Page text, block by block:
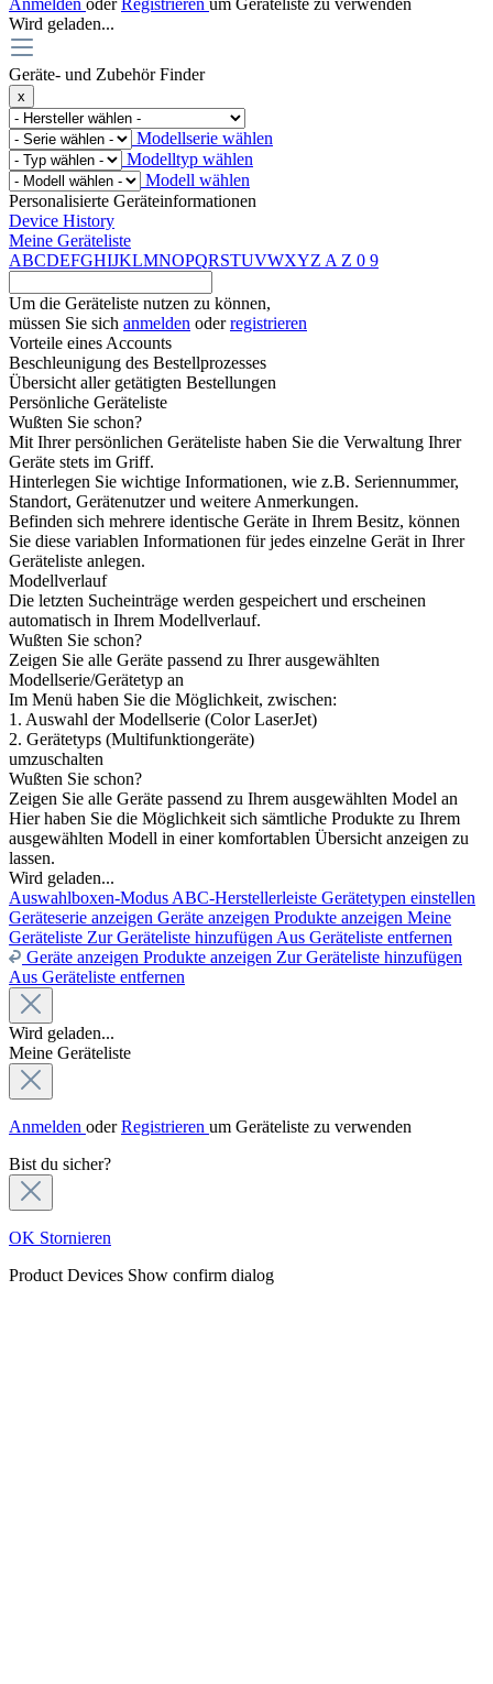
Anmelden oderRegistrieren um Geräteliste zu verwenden
Wird geladen...
Geräte- und Zubehör Finder
x
Modellserie wählen
Modelltyp wählen
Modell wählen
Personalisierte Geräteinformationen
Device History
Meine Geräteliste
ABCDEFGHIJKLMNOPQRSTUVWXYZ A Z 0 9
Um die Geräteliste nutzen zu können,
müssen Sie sich anmelden oderregistrieren
Vorteile eines Accounts
Beschleunigung des Bestellprozesses
Übersicht aller getätigten Bestellungen
Persönliche Geräteliste
Wußten Sie schon?
Mit Ihrer persönlichen Geräteliste haben Sie die Verwaltung Ihrer
Geräte stets im Griff.
Hinterlegen Sie wichtige Informationen, wie z.B. Seriennummer,
Standort, Gerätenutzer und weitere Anmerkungen.
Befinden sich mehrere identische Geräte in Ihrem Besitz, können
Sie diese variablen Informationen für jedes einzelne Gerät in Ihrer
Geräteliste anlegen.
Modellverlauf
Die letzten Sucheinträge werden gespeichert und erscheinen
automatisch in Ihrem Modellverlauf.
Wußten Sie schon?
Zeigen Sie alle Geräte passend zu Ihrer ausgewählten
Modellserie/Gerätetyp an
Im Menü haben Sie die Möglichkeit, zwischen:
1. Auswahl der Modellserie (Color LaserJet)
2. Gerätetyps (Multifunktiongeräte)
umzuschalten
Wußten Sie schon?
Zeigen Sie alle Geräte passend zu Ihrem ausgewählten Model an
Hier haben Sie die Möglichkeit sich sämtliche Produkte zu Ihrem
ausgewählten Modell in einer komfortablen Übersicht anzeigen zu
lassen.
Wird geladen...
Auswahlboxen-Modus ABC-Herstellerleiste Gerätetypen einstellen
Geräteserie anzeigen Geräte anzeigen Produkte anzeigen Meine
Geräteliste Zur Geräteliste hinzufügen Aus Geräteliste entfernen
Geräte anzeigen Produkte anzeigen Zur Geräteliste hinzufügen
Aus Geräteliste entfernen
Wird geladen...
Meine Geräteliste
Anmelden oderRegistrieren um Geräteliste zu verwenden
Bist du sicher?
OK Stornieren
Product Devices Show confirm dialog